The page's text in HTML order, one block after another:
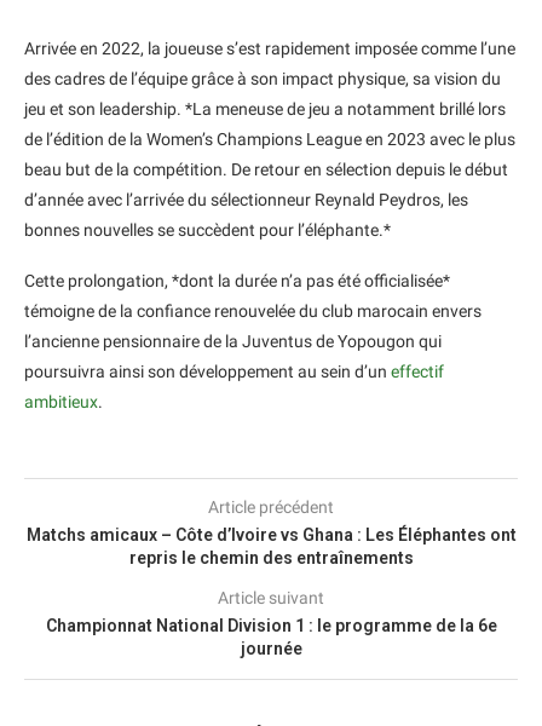
Arrivée en 2022, la joueuse s’est rapidement imposée comme l’une
des cadres de l’équipe grâce à son impact physique, sa vision du
jeu et son leadership. *La meneuse de jeu a notamment brillé lors
de l’édition de la Women’s Champions League en 2023 avec le plus
beau but de la compétition. De retour en sélection depuis le début
d’année avec l’arrivée du sélectionneur Reynald Peydros, les
bonnes nouvelles se succèdent pour l’éléphante.*
Cette prolongation, *dont la durée n’a pas été officialisée*
témoigne de la confiance renouvelée du club marocain envers
l’ancienne pensionnaire de la Juventus de Yopougon qui
poursuivra ainsi son développement au sein d’un effectif
ambitieux.
Article précédent
Matchs amicaux – Côte d’Ivoire vs Ghana : Les Éléphantes ont
repris le chemin des entraînements
Article suivant
Championnat National Division 1 : le programme de la 6e
journée